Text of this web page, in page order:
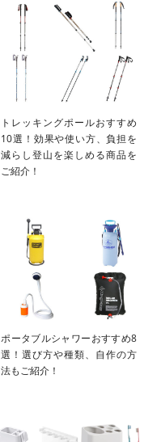
トレッキングポールおすすめ
10選！効果や使い方、負担を
減らし登山を楽しめる商品を
ご紹介！
ポータブルシャワーおすすめ8
選！選び方や種類、自作の方
法もご紹介！